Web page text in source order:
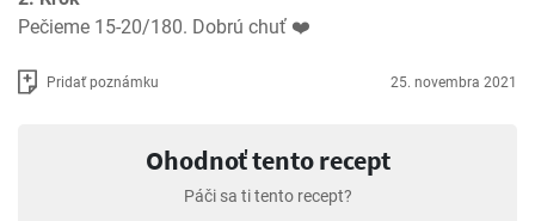
Pečieme 15-20/180. Dobrú chuť ❤️
Pridať poznámku 25. novembra 2021
Ohodnoť tento recept
Páči sa ti tento recept?